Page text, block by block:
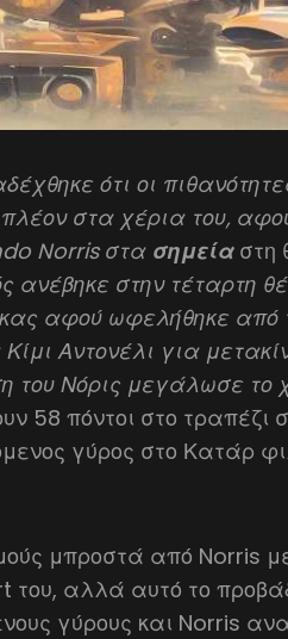
ότι οι
πλέον στα χέρια του,
Norris στα σημεία στη
ανέβηκε στην τέταρτη
αφού ωφελήθηκε από
Αντονέλι για
του Νόρις μεγάλωσε το
58 πόντοι στο τραπέζι
γύρος στο Κατάρ
μπροστά από Norris
του, αλλά αυτό το
γύρους και Norris